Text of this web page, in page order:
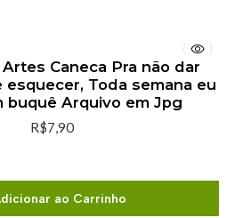
Caneca Pra não dar
esquecer, Toda semana eu
buquê Arquivo em Jpg
R$7,90
ao Carrinho